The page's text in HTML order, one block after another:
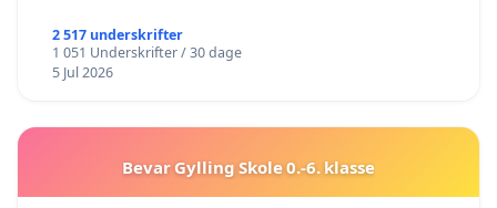
2 517 underskrifter
1 051 Underskrifter / 30 dage
5 Jul 2026
Bevar Gylling Skole 0.-6. klasse